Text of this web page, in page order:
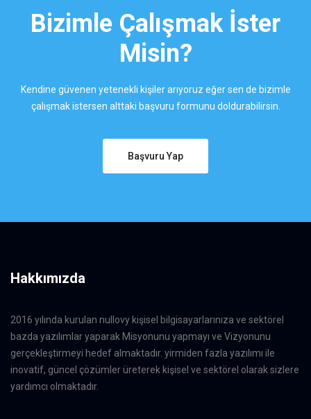
Bizimle Çalışmak İster
Misin?
Kendine güvenen yetenekli kişiler arıyoruz eğer sen de bizimle
çalışmak istersen alttaki başvuru formunu doldurabilirsin.
Başvuru Yap
Hakkımızda
2016 yılında kurulan nullovy kişisel bilgisayarlarınıza ve sektörel
bazda yazılımlar yaparak Misyonunu yapmayı ve Vizyonunu
gerçekleştirmeyi hedef almaktadır. yirmiden fazla yazılımı ile
inovatif, güncel çözümler üreterek kişisel ve sektörel olarak sizlere
yardımcı olmaktadır.